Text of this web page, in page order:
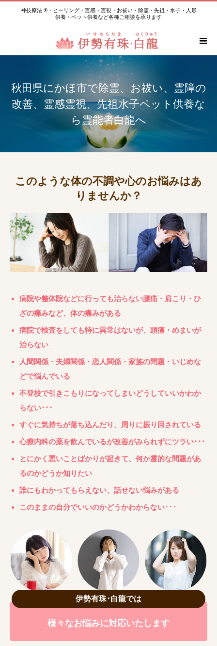
神技療法 ®・ヒーリング・霊感・霊視・お祓い・除霊・先祖・水子・人形
供養・ペット供養など各種ご相談を承ります
秋田県にかほ市で除霊、お祓い、霊障の
改善、霊感霊視、先祖水子ペット供養な
ら霊能者白龍へ
このような体の不調や心のお悩みはあ
りませんか？
病院や整体院などに行っても治らない腰痛・肩こり・ひ
ざの痛みなど、体の痛みがある
病院で検査をしても特に異常はないが、頭痛・めまいが
治らない
人間関係・夫婦関係・恋人関係・家族の問題・いじめな
どで悩んでいる
不登校で引きこもりになってしまいどうしていいかわか
らない･･･
すぐに気持ちが落ち込んだり、周りに振り回されている
心療内科の薬を飲んでいるが改善がみられずにツラい･･･
とにかく悪いことばかりが起きて、何か霊的な問題があ
るのかどうか知りたい
誰にもわかってもらえない、話せない悩みがある
このままの自分でいいのかどうかわからない･･･
伊勢有珠･白龍では
様々なお悩みに対応いたします